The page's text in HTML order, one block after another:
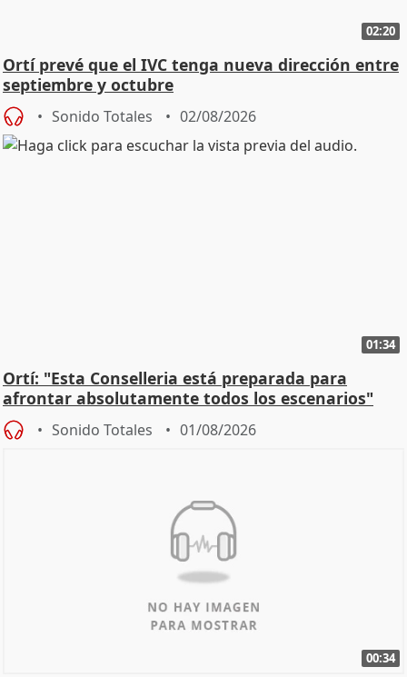
02:20
Ortí prevé que el IVC tenga nueva dirección entre
septiembre y octubre
Sonido Totales 02/08/2026
01:34
Ortí: "Esta Conselleria está preparada para
afrontar absolutamente todos los escenarios"
Sonido Totales 01/08/2026
00:34